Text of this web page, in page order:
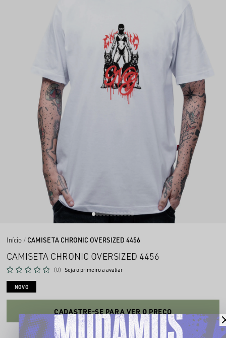
Início CAMISETA CHRONIC OVERSIZED 4456
CAMISETA CHRONIC OVERSIZED 4456
(0) Seja o primeiro a avaliar
NOVO
CADASTRE-SE PARA VER O PREÇO